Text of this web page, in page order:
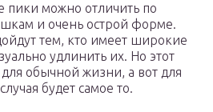
пики можно отличить по
и очень острой форме.
тем, кто имеет широкие
удлинить их. Но этот
обычной жизни, а вот для
будет самое то.